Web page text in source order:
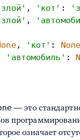
, 'кот' :
,
, 'кот' : None
'автомобиль' :
— это
означает